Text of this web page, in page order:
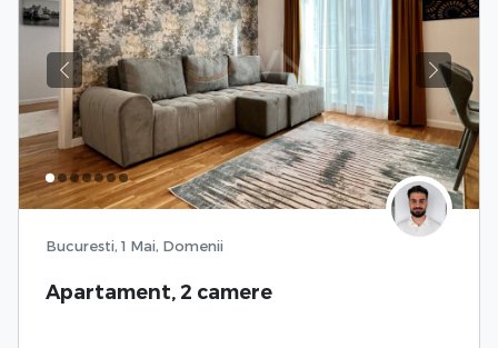
Previous Next
Bucuresti, 1 Mai, Domenii
Apartament, 2 camere